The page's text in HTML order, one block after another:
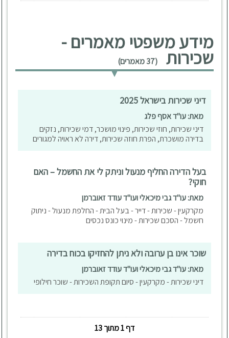
מידע משפטי מאמרים -
שכירות (37 מאמרים)
דיני שכירות בישראל 2025
מאת: עו"ד אסף פלג
דיני שכירות, חוזי שכירות, פינוי מושכר, דמי שכירות, נזקים
בדירה מושכרת, הפרת חוזה שכירות, דירה לא ראויה למגורים
בעל הדירה החליף מנעול וניתק לי את החשמל – האם
חוקי?
מאת: עו"ד גבי מיכאלי ועו"ד עודד זאוברמן
מקרקעין - שכירות - דייר - בעל הבית - החלפת מנעול - ניתוק
חשמל - הסכם שכירות - מינוי כונס נכסים
שוכר אינו בן ערובה ולא ניתן להחזיקו בכוח בדירה
מאת: עו"ד גבי מיכאלי ועו"ד עודד זאוברמן
דיני שכירות - מקרקעין - סיום תקופת השכירות - שוכר חילופי
דף 1 מתוך 13